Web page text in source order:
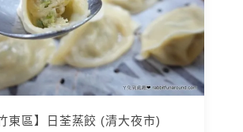
東區】日荃蒸餃 (清大夜市)